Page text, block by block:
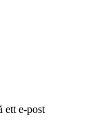
ett e-post